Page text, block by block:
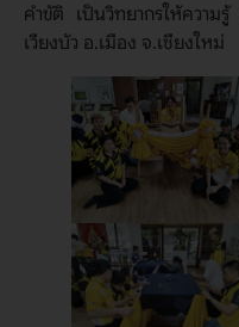
คำขัติ เป็นวิทยากรให้ควา
เวียงบัว อ.เมือง จ.เชียงใหม่